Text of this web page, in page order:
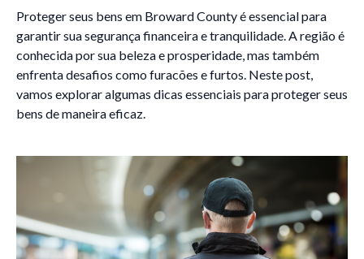
Proteger seus bens em Broward County é essencial para
garantir sua segurança financeira e tranquilidade. A região é
conhecida por sua beleza e prosperidade, mas também
enfrenta desafios como furacões e furtos. Neste post,
vamos explorar algumas dicas essenciais para proteger seus
bens de maneira eficaz.